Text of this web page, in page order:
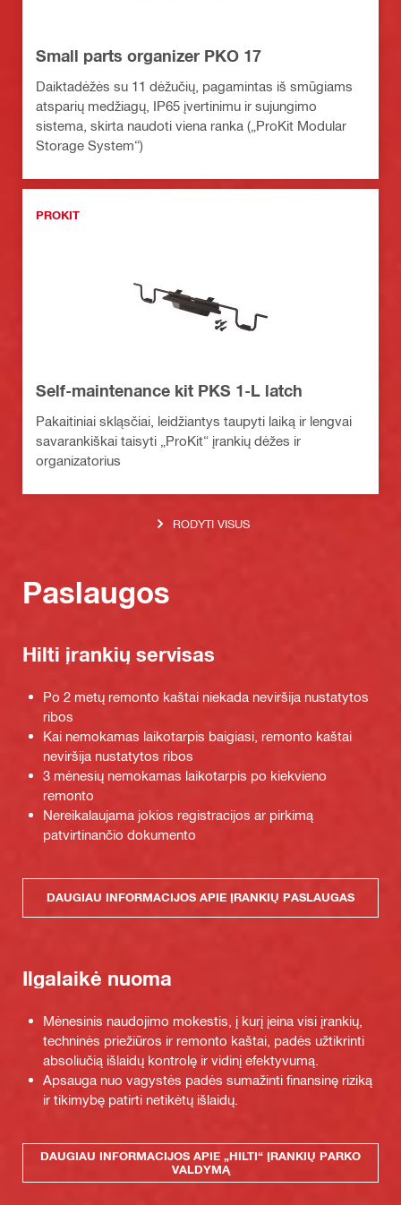
Small parts organizer PKO 17
Daiktadėžės su 11 dėžučių, pagamintas iš smūgiams
atsparių medžiagų, IP65 įvertinimu ir sujungimo
sistema, skirta naudoti viena ranka („ProKit Modular
Storage System“)
PROKIT
Self-maintenance kit PKS 1-L latch
Pakaitiniai skląsčiai, leidžiantys taupyti laiką ir lengvai
savarankiškai taisyti „ProKit“ įrankių dėžes ir
organizatorius
RODYTI VISUS
Paslaugos
Hilti įrankių servisas
Po 2 metų remonto kaštai niekada neviršija nustatytos
ribos
Kai nemokamas laikotarpis baigiasi, remonto kaštai
neviršija nustatytos ribos
3 mėnesių nemokamas laikotarpis po kiekvieno
remonto
Nereikalaujama jokios registracijos ar pirkimą
patvirtinančio dokumento
DAUGIAU INFORMACIJOS APIE ĮRANKIŲ PASLAUGAS
Ilgalaikė nuoma
Mėnesinis naudojimo mokestis, į kurį įeina visi įrankių,
techninės priežiūros ir remonto kaštai, padės užtikrinti
absoliučią išlaidų kontrolę ir vidinį efektyvumą.
Apsauga nuo vagystės padės sumažinti finansinę riziką
ir tikimybę patirti netikėtų išlaidų.
DAUGIAU INFORMACIJOS APIE „HILTI“ ĮRANKIŲ PARKO
VALDYMĄ